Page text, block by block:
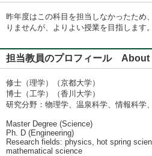
昨年度はこの科目を担当しなかったため
りませんが、よりよい授業を目指します。
担当教員のプロフィール
修士（理学）（京都大学）
博士（工学）（香川大学）
研究分野：物理学、温泉科学、情報科学
Master Degree (Science)
Ph. D (Engineering)
Research fields: physics, hot spring
mathematical science